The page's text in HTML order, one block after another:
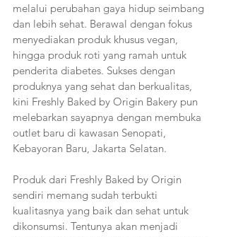
melalui perubahan gaya hidup seimbang
dan lebih sehat. Berawal dengan fokus
menyediakan produk khusus vegan,
hingga produk roti yang ramah untuk
penderita diabetes. Sukses dengan
produknya yang sehat dan berkualitas,
kini Freshly Baked by Origin Bakery pun
melebarkan sayapnya dengan membuka
outlet baru di kawasan Senopati,
Kebayoran Baru, Jakarta Selatan.
Produk dari Freshly Baked by Origin
sendiri memang sudah terbukti
kualitasnya yang baik dan sehat untuk
dikonsumsi. Tentunya akan menjadi